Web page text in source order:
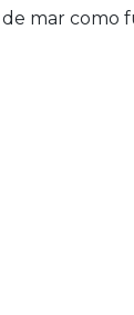
de mar